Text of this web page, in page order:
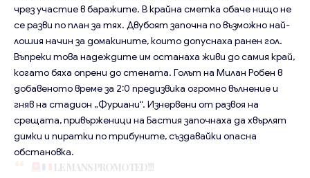
чрез участие в баражите. В крайна сметка обаче нищо не
се разви по план за тях. Двубоят започна по възможно най-
лошия начин за домакините, които допуснаха ранен гол.
Въпреки това надеждите им останаха живи до самия край,
когато бяха опрени до стената. Голът на Милан Робен в
добавеното време за 2:0 предизвика огромно вълнение и
гняв на стадион „Фуриани“. Изнервени от развоя на
срещата, привърженици на Бастия започнаха да хвърлят
димки и пиратки по трибуните, създавайки опасна
обстановка.
LE MANS PROMOTED!!!